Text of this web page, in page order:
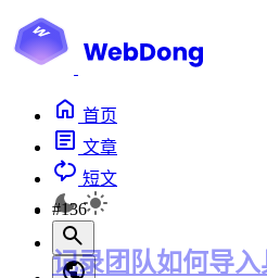
首页
文章
短文
#136
记录团队如何导